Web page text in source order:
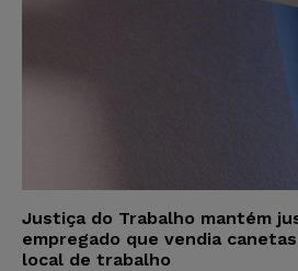
Justiça do Trabalho mantém
empregado que vendia
local de trabalho